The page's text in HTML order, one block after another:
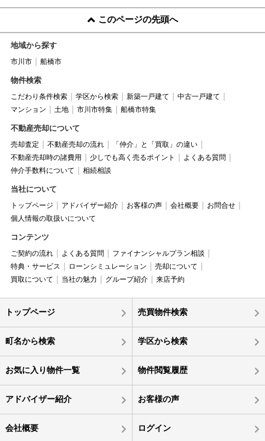
このページの先頭へ
地域から探す
市川市 船橋市
物件検索
こだわり条件検索 学区から検索 新築一戸建て
中古一戸建て
マンション
土地 市川市特集 船橋市特集
不動産売却について
売却査定 不動産売却の流れ
「仲介」と「買取」の違い
不動産売却時の諸費用
少しでも高く売るポイント
よくある質問
仲介手数料について
相続相談
当社について
トップページ アドバイザー紹介 お客様の声 会社概要
お問合せ
個人情報の取扱いについて
コンテンツ
ご契約の流れ よくある質問
ファイナンシャルプラン相談
特典・サービス
ローンシミュレーション
売却について
買取について
当社の魅力 グループ紹介 来店予約
トップページ 売買物件検索
町名から検索 学区から検索
お気に入り物件一覧 物件閲覧履歴
アドバイザー紹介 お客様の声
会社概要 ログイン